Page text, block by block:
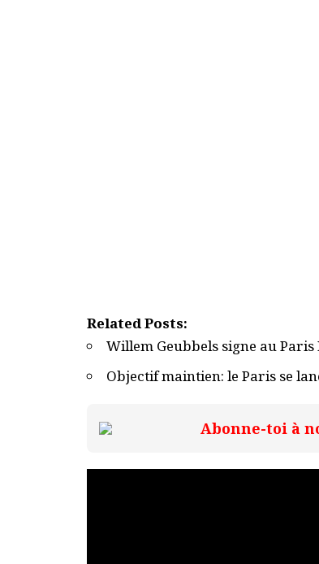
Related Posts:
Willem Geubbels signe au Paris
Objectif maintien: le Paris se
Abonne-toi à